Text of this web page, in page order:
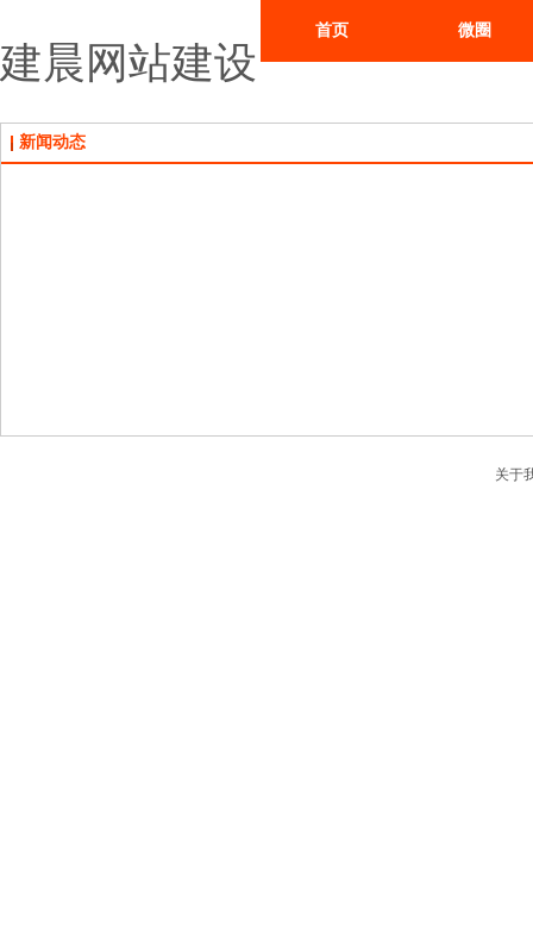
建晨网站建设
首页 微圈
新闻动态
关于